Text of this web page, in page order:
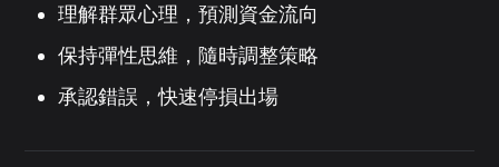
理解群眾心理，預測資金流向
保持彈性思維，隨時調整策略
承認錯誤，快速停損出場